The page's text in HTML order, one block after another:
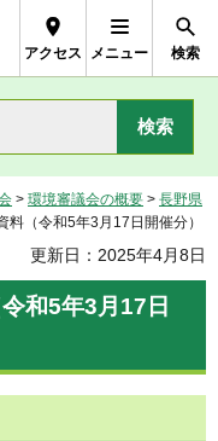
アクセス メニュー 検索
> 環境審議会の概要 > 長野県
料（令和5年3月17日開催分）
更新日：2025年4月8日
和5年3月17日